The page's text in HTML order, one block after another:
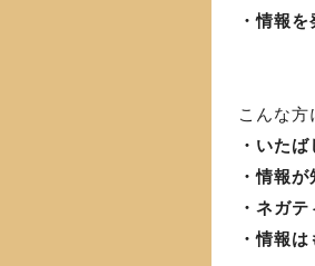
・情報
こんな方
・いた
・情報
・ネガ
・情報